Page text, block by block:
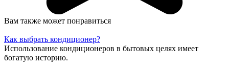
Вам также может понравиться
Как выбрать кондиционер?
Использование кондиционеров в бытовых целях имеет
богатую историю.